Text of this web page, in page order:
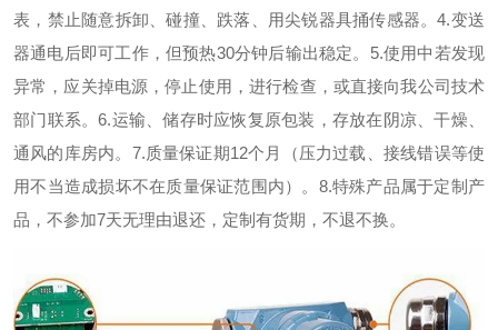
表，禁止随意拆卸、碰撞、跌落、用尖锐器具捅传感器。4.变送
器通电后即可工作，但预热30分钟后输出稳定。5.使用中若发现
异常，应关掉电源，停止使用，进行检查，或直接向我公司技术
部门联系。6.运输、储存时应恢复原包装，存放在阴凉、干燥、
通风的库房内。7.质量保证期12个月（压力过载、接线错误等使
用不当造成损坏不在质量保证范围内）。8.特殊产品属于定制产
品，不参加7天无理由退还，定制有货期，不退不换。